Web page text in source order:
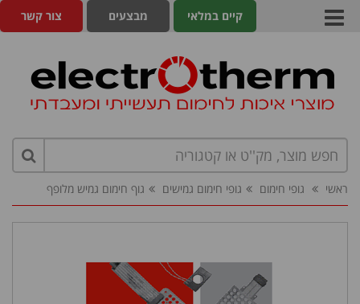
צור קשר מבצעים קיים במלאי
ראשי גופי חימום גופי חימום גמישים גוף חימום גמיש מלופף